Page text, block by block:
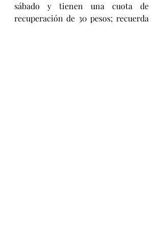
sábado y tienen una cuota de
recuperación de 30 pesos; recuerda